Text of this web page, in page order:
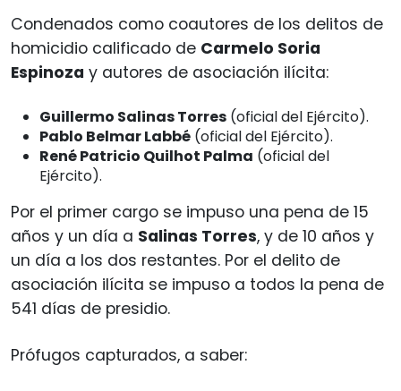
Condenados como coautores de los delitos de
homicidio calificado de Carmelo Soria
Espinoza y autores de asociación ilícita:
Guillermo Salinas Torres (oficial del Ejército).
Pablo Belmar Labbé (oficial del Ejército).
René Patricio Quilhot Palma (oficial del
Ejército).
Por el primer cargo se impuso una pena de 15
años y un día a Salinas Torres, y de 10 años y
un día a los dos restantes. Por el delito de
asociación ilícita se impuso a todos la pena de
541 días de presidio.
Prófugos capturados, a saber: